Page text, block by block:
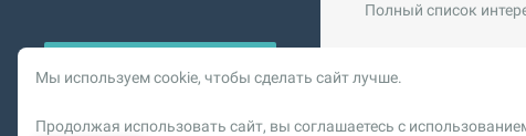
Полный список
© 2026 Vysotskiy
Цифровизация, BIM, ИИ.
Мы используем cookie, чтобы сделать сайт лучше.
Продолжая использовать сайт, вы соглашаетесь с